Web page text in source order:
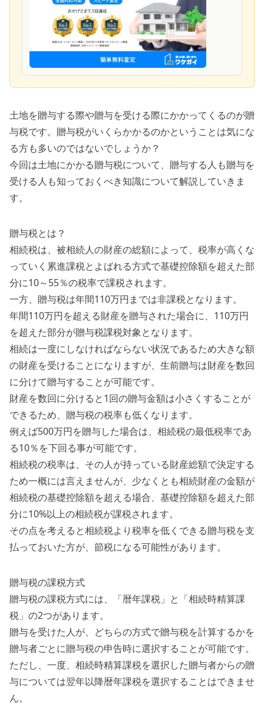
土地を贈与する際や贈与を受ける際にかかってくるのが贈
与税です。贈与税がいくらかかるのかということは気にな
る方も多いのではないでしょうか？
今回は土地にかかる贈与税について、贈与する人も贈与を
受ける人も知っておくべき知識について解説していきま
す。
贈与税とは？
相続税は、被相続人の財産の総額によって、税率が高くな
っていく累進課税とよばれる方式で基礎控除額を超えた部
分に10～55％の税率で課税されます。
一方、贈与税は年間110万円までは非課税となります。
年間110万円を超える財産を贈与された場合に、110万円
を超えた部分が贈与税課税対象となります。
相続は一度にしなければならない状況であるため大きな額
の財産を受けることになりますが、生前贈与は財産を数回
に分けて贈与することが可能です。
財産を数回に分けると1回の贈与金額は小さくすることが
できるため、贈与税の税率も低くなります。
例えば500万円を贈与した場合は、相続税の最低税率であ
る10％を下回る事が可能です。
相続税の税率は、その人が持っている財産総額で決定する
ため一概には言えませんが、少なくとも相続財産の金額が
相続税の基礎控除額を超える場合、基礎控除額を超えた部
分に10%以上の相続税が課税されます。
その点を考えると相続税より税率を低くできる贈与税を支
払っておいた方が、節税になる可能性があります。
贈与税の課税方式
贈与税の課税方式には、「暦年課税」と「相続時精算課
税」の2つがあります。
贈与を受けた人が、どちらの方式で贈与税を計算するかを
贈与者ごとに贈与税の申告時に選択することが可能です。
ただし、一度、相続時精算課税を選択した贈与者からの贈
与については翌年以降暦年課税を選択することはできませ
ん。